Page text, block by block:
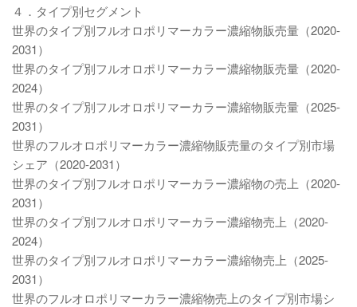
４．タイプ別セグメント
世界のタイプ別フルオロポリマーカラー濃縮物販売量（2020-
2031）
世界のタイプ別フルオロポリマーカラー濃縮物販売量（2020-
2024）
世界のタイプ別フルオロポリマーカラー濃縮物販売量（2025-
2031）
世界のフルオロポリマーカラー濃縮物販売量のタイプ別市場
シェア（2020-2031）
世界のタイプ別フルオロポリマーカラー濃縮物の売上（2020-
2031）
世界のタイプ別フルオロポリマーカラー濃縮物売上（2020-
2024）
世界のタイプ別フルオロポリマーカラー濃縮物売上（2025-
2031）
世界のフルオロポリマーカラー濃縮物売上のタイプ別市場シ